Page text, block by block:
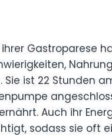
Gastroparese
Sie ist 22 Stunden
Auch ihr
sodass sie oft